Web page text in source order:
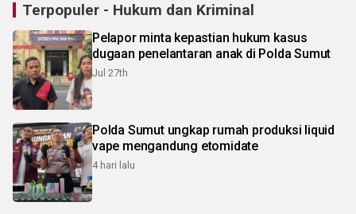
Terpopuler - Hukum dan Kriminal
Pelapor minta kepastian hukum kasus
dugaan penelantaran anak di Polda Sumut
Jul 27th
Polda Sumut ungkap rumah produksi liquid
vape mengandung etomidate
4 hari lalu